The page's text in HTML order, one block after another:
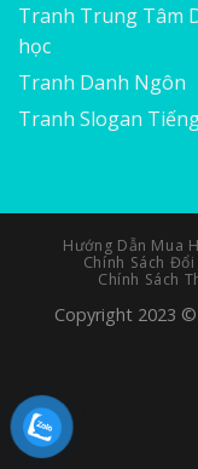
Tranh Trung Tâm
học
Tranh Danh Ngôn
Tranh Slogan
Hướng Dẫn Mua
Chính Sách
Chính Sách
Copyright 2023 ©